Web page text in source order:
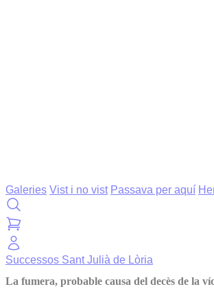
Galeries Vist i no vist Passava per aquí
Successos Sant Julià de Lòria
La fumera, probable causa del decès de la